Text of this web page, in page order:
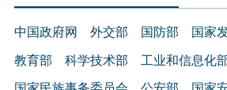
中国政府网 外交部 国防部 国家
教育部 科学技术部 工业和信息化